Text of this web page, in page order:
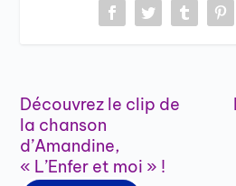
Découvrez le clip de
la chanson
d’Amandine,
« L’Enfer et moi » !